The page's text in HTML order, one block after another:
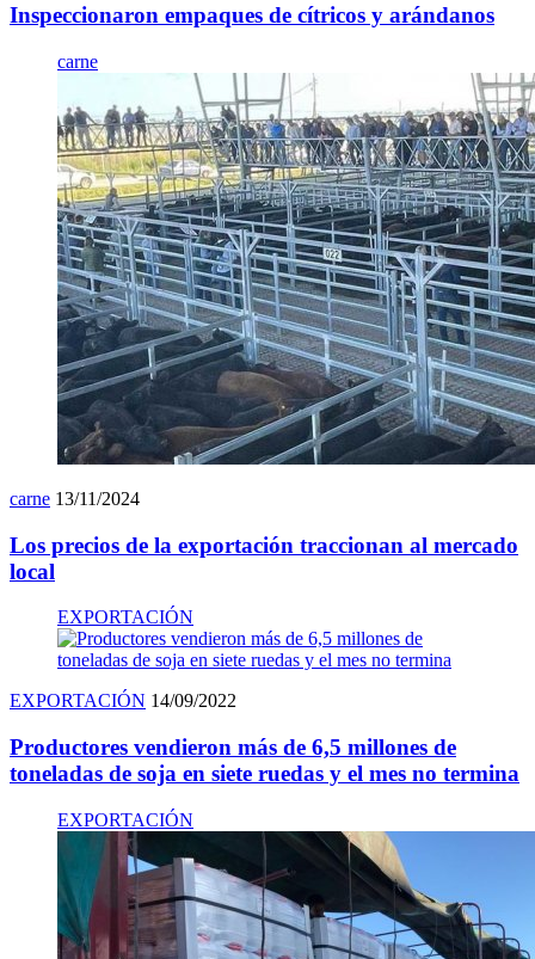
Inspeccionaron empaques de cítricos y arándanos
carne
carne 13/11/2024
Los precios de la exportación traccionan al mercado
local
EXPORTACIÓN
EXPORTACIÓN 14/09/2022
Productores vendieron más de 6,5 millones de
toneladas de soja en siete ruedas y el mes no termina
EXPORTACIÓN